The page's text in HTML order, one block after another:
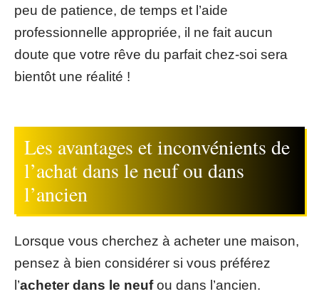
peu de patience, de temps et l’aide
professionnelle appropriée, il ne fait aucun
doute que votre rêve du parfait chez-soi sera
bientôt une réalité !
Les avantages et inconvénients de
l’achat dans le neuf ou dans
l’ancien
Lorsque vous cherchez à acheter une maison,
pensez à bien considérer si vous préférez
l’acheter dans le neufou dans l’ancien.